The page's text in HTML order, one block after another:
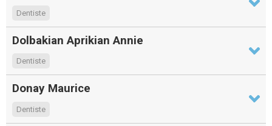
Dentiste
Dolbakian Aprikian Annie
Dentiste
Donay Maurice
Dentiste